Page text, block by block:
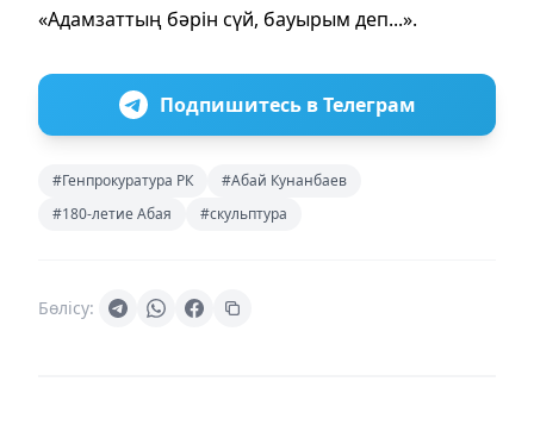
«Адамзаттың бәрін сүй, бауырым деп...».
Подпишитесь в Телеграм
#Генпрокуратура РК
#Абай Кунанбаев
#180-летие Абая
#скульптура
Бөлісу: